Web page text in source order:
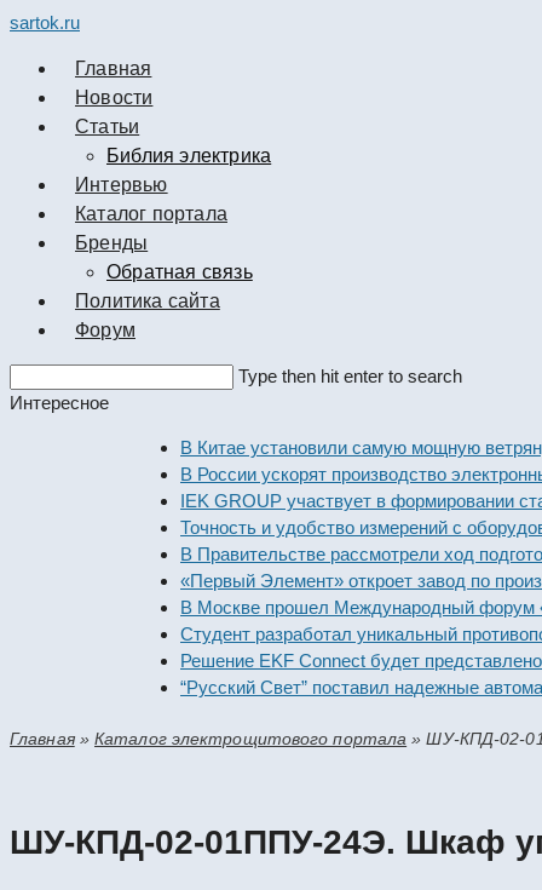
sartok.ru
Главная
Новости
Cтатьи
Библия электрика
Интервью
Каталог портала
Бренды
Обратная связь
Политика сайта
Форум
this
Type then hit enter to search
Интересное
В Китае установили самую мощную ветряную
В России ускорят производство электронных
IEK GROUP участвует в формировании
Точность и удобство измерений с
В Правительстве рассмотрели ход
«Первый Элемент» откроет завод по
В Москве прошел Международный форум
Студент разработал уникальный
Решение EKF Connect будет представлено на
“Русский Свет” поставил надежные
Главная»Каталог электрощитового портала »ШУ-КПД-02-
ШУ-КПД-02-01ППУ-24Э. Шкаф